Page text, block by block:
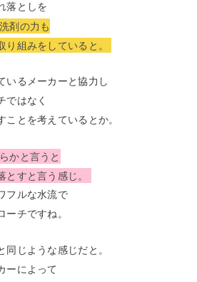
落としを
剤の力も
組みをしていると。
いるメーカーと協力し
ではなく
とを考えているとか。
かと言うと
すと言う感じ。
フルな水流で
チですね。
じような感じだと。
ーによって